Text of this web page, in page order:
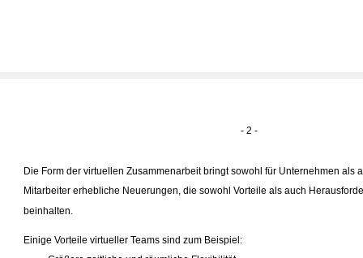
- 2 -
Die Form der virtuellen Zusammenarbeit bringt sowohl für Unternehmen als
Mitarbeiter erhebliche Neuerungen, die sowohl Vorteile als auch
beinhalten.
Einige Vorteile virtueller Teams sind zum Beispiel: